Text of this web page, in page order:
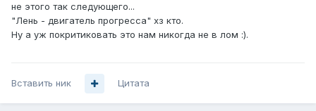
не этого так следующего...
"Лень - двигатель прогресса" хз кто.
Ну а уж покритиковать это нам никогда не в лом :).
Вставить ник Цитата